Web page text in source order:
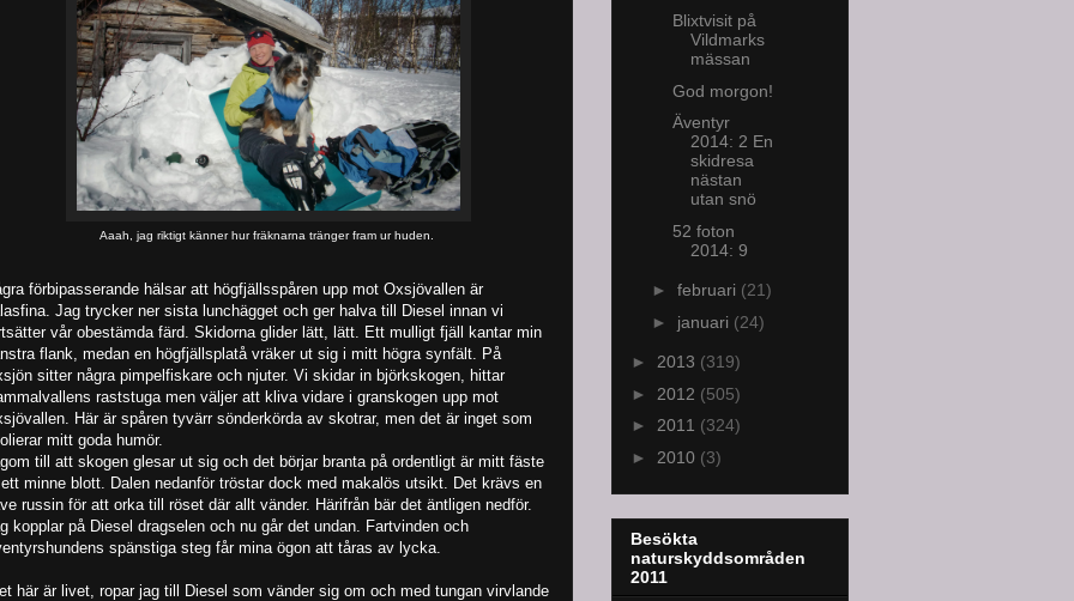
Aaah, jag riktigt känner hur fräknarna tränger fram ur huden.
förbipasserande hälsar att högfjällsspåren upp mot Oxsjövallen är
Jag trycker ner sista lunchägget och ger halva till Diesel innan vi
vår obestämda färd. Skidorna glider lätt, lätt. Ett mulligt fjäll kantar min
flank, medan en högfjällsplatå vräker ut sig i mitt högra synfält. På
sitter några pimpelfiskare och njuter. Vi skidar in björkskogen, hittar
raststuga men väljer att kliva vidare i granskogen upp mot
Här är spåren tyvärr sönderkörda av skotrar, men det är inget som
mitt goda humör.
till att skogen glesar ut sig och det börjar branta på ordentligt är mitt fäste
minne blott. Dalen nedanför tröstar dock med makalös utsikt. Det krävs en
russin för att orka till röset där allt vänder. Härifrån bär det äntligen nedför.
kopplar på Diesel dragselen och nu går det undan. Fartvinden och
spänstiga steg får mina ögon att tåras av lycka.
här är livet, ropar jag till Diesel som vänder sig om och med tungan virvlande
Blixtvisit på
Vildmarks
mässan
God morgon!
Äventyr
2014: 2 En
skidresa
nästan
utan snö
52 foton
2014: 9
► februari (21)
► januari (24)
► 2013 (319)
► 2012 (505)
► 2011 (324)
► 2010 (3)
Besökta
naturskyddsområden
2011